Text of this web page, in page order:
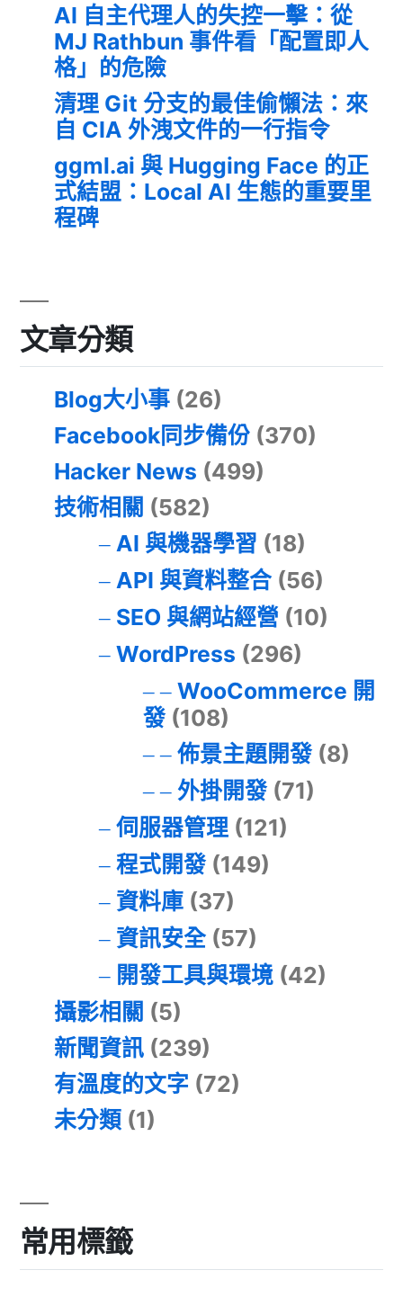
AI 自主代理人的失控一擊：從
MJ Rathbun 事件看「配置即人
格」的危險
清理 Git 分支的最佳偷懶法：來
自 CIA 外洩文件的一行指令
ggml.ai 與 Hugging Face 的正
式結盟：Local AI 生態的重要里
程碑
文章分類
Blog大小事 (26)
Facebook同步備份 (370)
Hacker News (499)
技術相關 (582)
AI 與機器學習 (18)
API 與資料整合(56)
SEO 與網站經營 (10)
WordPress (296)
WooCommerce 開
發(108)
佈景主題開發(8)
外掛開發(71)
伺服器管理(121)
程式開發(149)
資料庫(37)
資訊安全(57)
開發工具與環境(42)
攝影相關 (5)
新聞資訊 (239)
有溫度的文字 (72)
未分類 (1)
常用標籤